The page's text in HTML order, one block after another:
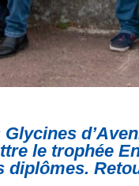
le trophée